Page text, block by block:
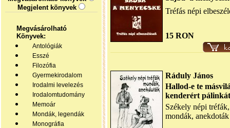
Megjelent könyvek
Megvásárolható
Könyvek:
Antológiák
Esszé
Filozófia
Gyermekirodalom
Irodalmi levelezés
Irodalomtudomány
Memoár
Mondák, legendák
Monográfia
Tréfás népi
15 RON
Ráduly János
Hallod-e te
kenderért
Székely népi tréfák,
mondák, anekdoták